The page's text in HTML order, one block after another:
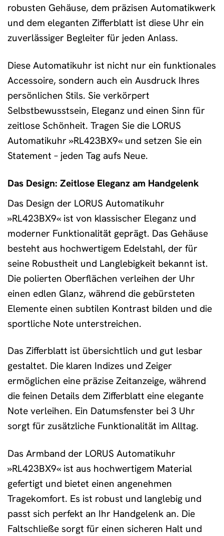
robusten Gehäuse, dem präzisen Automatikwerk
und dem eleganten Zifferblatt ist diese Uhr ein
zuverlässiger Begleiter für jeden Anlass.
Diese Automatikuhr ist nicht nur ein funktionales
Accessoire, sondern auch ein Ausdruck Ihres
persönlichen Stils. Sie verkörpert
Selbstbewusstsein, Eleganz und einen Sinn für
zeitlose Schönheit. Tragen Sie die LORUS
Automatikuhr »RL423BX9« und setzen Sie ein
Statement – jeden Tag aufs Neue.
Das Design: Zeitlose Eleganz am Handgelenk
Das Design der LORUS Automatikuhr
»RL423BX9« ist von klassischer Eleganz und
moderner Funktionalität geprägt. Das Gehäuse
besteht aus hochwertigem Edelstahl, der für
seine Robustheit und Langlebigkeit bekannt ist.
Die polierten Oberflächen verleihen der Uhr
einen edlen Glanz, während die gebürsteten
Elemente einen subtilen Kontrast bilden und die
sportliche Note unterstreichen.
Das Zifferblatt ist übersichtlich und gut lesbar
gestaltet. Die klaren Indizes und Zeiger
ermöglichen eine präzise Zeitanzeige, während
die feinen Details dem Zifferblatt eine elegante
Note verleihen. Ein Datumsfenster bei 3 Uhr
sorgt für zusätzliche Funktionalität im Alltag.
Das Armband der LORUS Automatikuhr
»RL423BX9« ist aus hochwertigem Material
gefertigt und bietet einen angenehmen
Tragekomfort. Es ist robust und langlebig und
passt sich perfekt an Ihr Handgelenk an. Die
Faltschließe sorgt für einen sicheren Halt und